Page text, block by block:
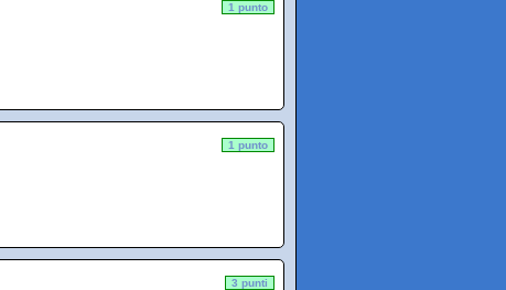
1 punto
1 punto
3 punti